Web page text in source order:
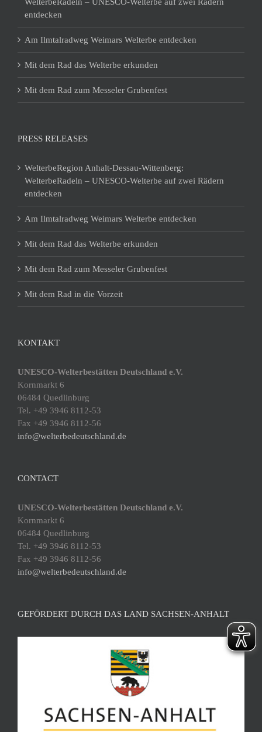
WelterbeRadeln – UNESCO-Welterbe auf zwei Rädern
entdecken
Am Ilmtalradweg Weimars Welterbe entdecken
Mit dem Rad das Welterbe erkunden
Mit dem Rad zum Messeler Grubenfest
PRESS RELEASES
WelterbeRegion Anhalt-Dessau-Wittenberg:
WelterbeRadeln – UNESCO-Welterbe auf zwei Rädern
entdecken
Am Ilmtalradweg Weimars Welterbe entdecken
Mit dem Rad das Welterbe erkunden
Mit dem Rad zum Messeler Grubenfest
Mit dem Rad in die Vorzeit
KONTAKT
UNESCO-Welterbestätten Deutschland e.V.
Kornmarkt 6
06484 Quedlinburg
Tel. +49 3946 8112-53
Fax +49 3946 8112-56
info@welterbedeutschland.de
CONTACT
UNESCO-Welterbestätten Deutschland e.V.
Kornmarkt 6
06484 Quedlinburg
Tel. +49 3946 8112-53
Fax +49 3946 8112-56
info@welterbedeutschland.de
GEFÖRDERT DURCH DAS LAND SACHSEN-ANHALT